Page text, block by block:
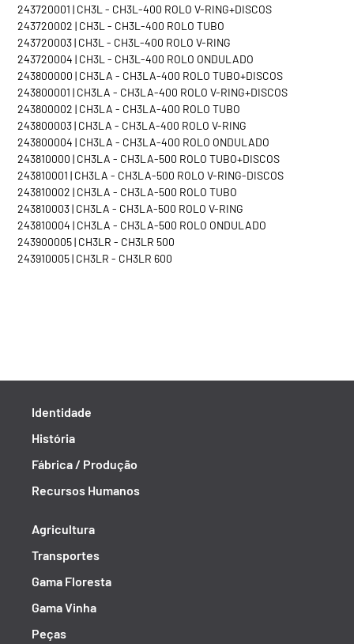
243720001 | CH3L - CH3L-400 ROLO V-RING+DISCOS
243720002 | CH3L - CH3L-400 ROLO TUBO
243720003 | CH3L - CH3L-400 ROLO V-RING
243720004 | CH3L - CH3L-400 ROLO ONDULADO
243800000 | CH3LA - CH3LA-400 ROLO TUBO+DISCOS
243800001 | CH3LA - CH3LA-400 ROLO V-RING+DISCOS
243800002 | CH3LA - CH3LA-400 ROLO TUBO
243800003 | CH3LA - CH3LA-400 ROLO V-RING
243800004 | CH3LA - CH3LA-400 ROLO ONDULADO
243810000 | CH3LA - CH3LA-500 ROLO TUBO+DISCOS
243810001 | CH3LA - CH3LA-500 ROLO V-RING-DISCOS
243810002 | CH3LA - CH3LA-500 ROLO TUBO
243810003 | CH3LA - CH3LA-500 ROLO V-RING
243810004 | CH3LA - CH3LA-500 ROLO ONDULADO
243900005 | CH3LR - CH3LR 500
243910005 | CH3LR - CH3LR 600
Identidade
História
Fábrica / Produção
Recursos Humanos
Agricultura
Transportes
Gama Floresta
Gama Vinha
Peças